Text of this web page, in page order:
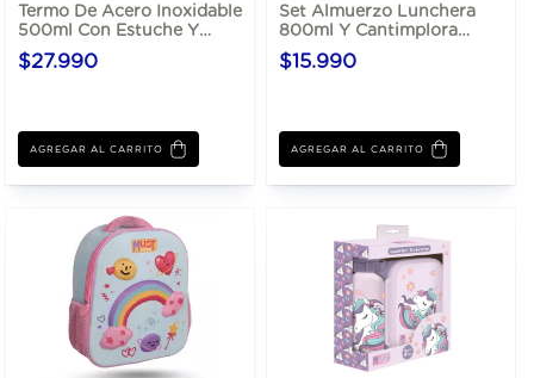
Termo De Acero Inoxidable
500ml Con Estuche Y
Sorbete
$27.990
AGREGAR AL CARRITO
Set Almuerzo Lunchera
800ml Y Cantimplora
Aluminio 500ml
$15.990
AGREGAR AL CARRITO